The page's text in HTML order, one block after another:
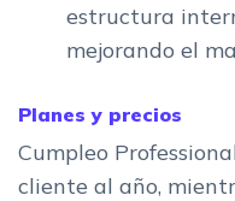
estructura
mejorando el
Planes y precios
Cumpleo
cliente al año,